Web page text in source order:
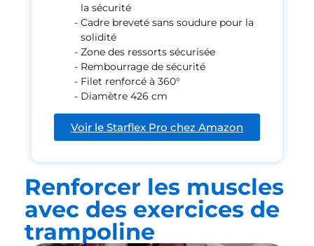
la sécurité
Cadre breveté sans soudure pour la
solidité
Zone des ressorts sécurisée
Rembourrage de sécurité
Filet renforcé à 360°
Diamètre 426 cm
Voir le Starflex Pro chez Amazon
Renforcer les muscles
avec des exercices de
trampoline